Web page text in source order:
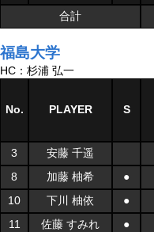
合計
福島大学
HC：杉浦 弘一
No. PLAYER S
3 安藤 千遥
8
加藤 柚希 ●
10
下川 柚依 ●
11
佐藤 すみれ ●